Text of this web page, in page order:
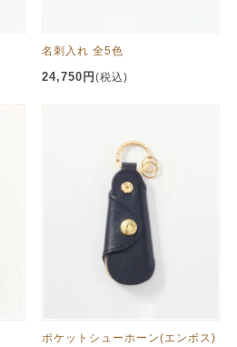
名刺入れ 全5色
24,750円 (税込)
ポケットシューホーン(エンボス)